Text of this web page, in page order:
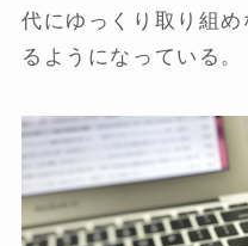
代にゆっくり取り組
るようになっている。